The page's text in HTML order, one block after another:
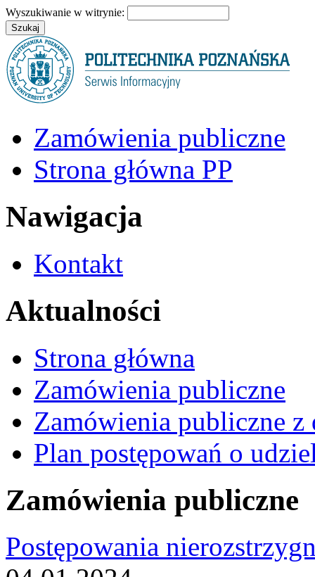
Wyszukiwanie w witrynie:
Zamówienia publiczne
Strona główna PP
Nawigacja
Kontakt
Aktualności
Strona główna
Zamówienia publiczne
Zamówienia publiczne
Plan postępowań o
Zamówienia publiczne
Postępowania